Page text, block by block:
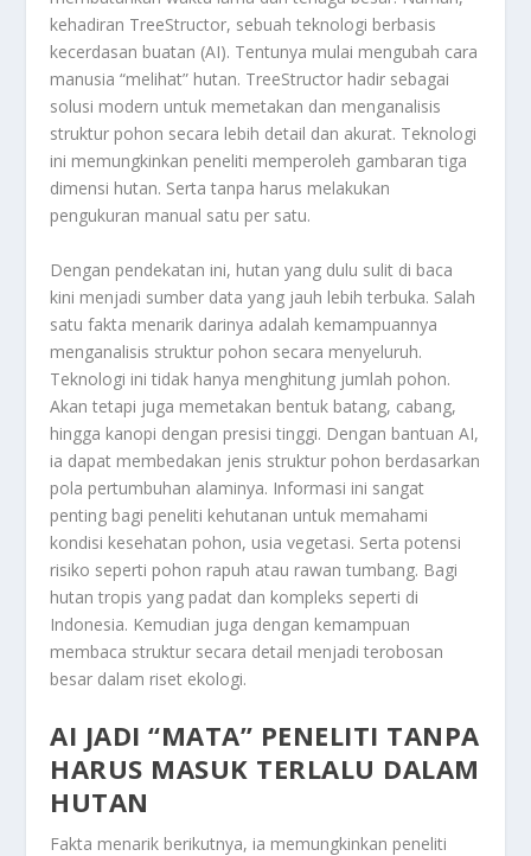
kehadiran TreeStructor, sebuah teknologi berbasis
kecerdasan buatan (AI). Tentunya mulai mengubah cara
manusia “melihat” hutan. TreeStructor hadir sebagai
solusi modern untuk memetakan dan menganalisis
struktur pohon secara lebih detail dan akurat. Teknologi
ini memungkinkan peneliti memperoleh gambaran tiga
dimensi hutan. Serta tanpa harus melakukan
pengukuran manual satu per satu.
Dengan pendekatan ini, hutan yang dulu sulit di baca
kini menjadi sumber data yang jauh lebih terbuka. Salah
satu fakta menarik darinya adalah kemampuannya
menganalisis struktur pohon secara menyeluruh.
Teknologi ini tidak hanya menghitung jumlah pohon.
Akan tetapi juga memetakan bentuk batang, cabang,
hingga kanopi dengan presisi tinggi. Dengan bantuan AI,
ia dapat membedakan jenis struktur pohon berdasarkan
pola pertumbuhan alaminya. Informasi ini sangat
penting bagi peneliti kehutanan untuk memahami
kondisi kesehatan pohon, usia vegetasi. Serta potensi
risiko seperti pohon rapuh atau rawan tumbang. Bagi
hutan tropis yang padat dan kompleks seperti di
Indonesia. Kemudian juga dengan kemampuan
membaca struktur secara detail menjadi terobosan
besar dalam riset ekologi.
AI JADI “MATA” PENELITI TANPA
HARUS MASUK TERLALU DALAM
HUTAN
Fakta menarik berikutnya, ia memungkinkan peneliti